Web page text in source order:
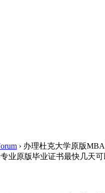
› 办理杜克大学原版
业原版毕业证书最快几天